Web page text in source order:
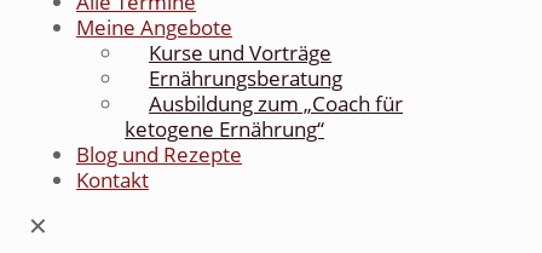
Meine Angebote
Kurse und Vorträge
Ernährungsberatung
Ausbildung zum „Coach für
ketogene Ernährung“
Blog und Rezepte
Kontakt
✕